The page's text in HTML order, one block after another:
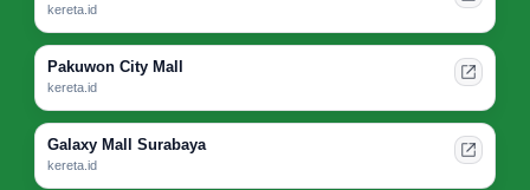
kereta.id
Pakuwon City Mall
kereta.id
Galaxy Mall Surabaya
kereta.id